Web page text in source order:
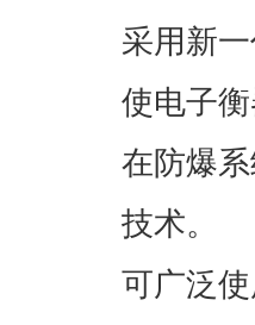
采用新
使电子
在防爆
技术。
可广泛